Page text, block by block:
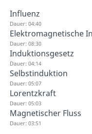
Influenz
Dauer: 04:40
Elektromagnetische
Dauer: 08:30
Induktionsgesetz
Dauer: 04:14
Selbstinduktion
Dauer: 05:07
Lorentzkraft
Dauer: 05:03
Magnetischer Fluss
Dauer: 03:51